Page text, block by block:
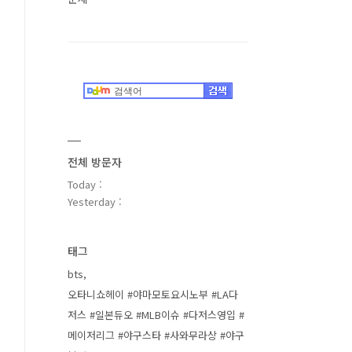
전체 방문자
Today :
Yesterday :
태그
bts
오타니쇼헤이 #야마모토요시노부 #LA다
저스 #일본듀오 #MLB이슈 #다저스영입 #
메이저리그 #야구스타 #사와무라상 #야구